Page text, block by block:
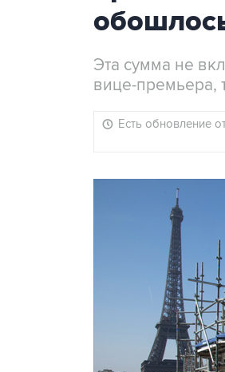
Эта сумма не
вице-премьера,
Есть обновление